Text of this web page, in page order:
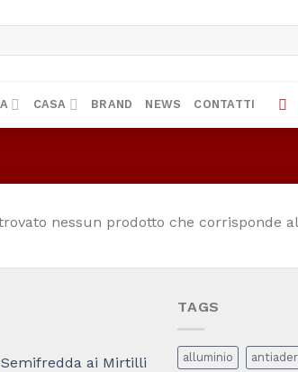
CASA BRAND NEWS CONTATTI
nessun prodotto che corrisponde
ai Mirtilli
TAGS
alluminio